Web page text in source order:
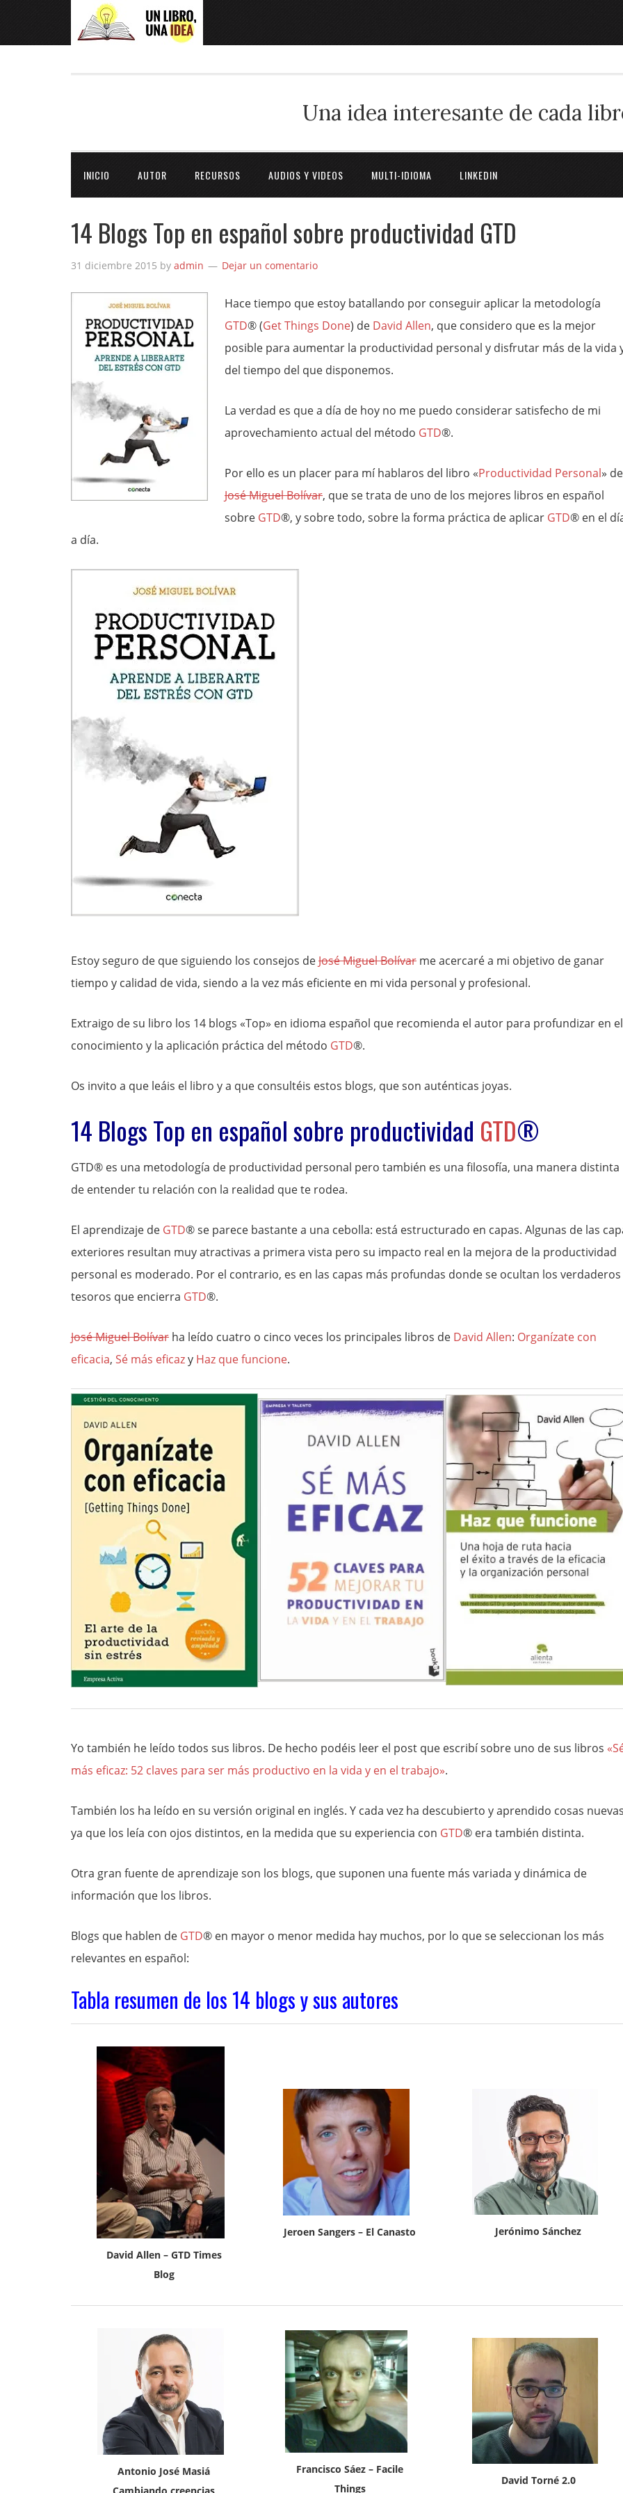
Una idea interesante de cada
INICIO AUTOR RECURSOS AUDIOS Y VIDEOS MULTI-IDIOMA LINKEDIN
14 Blogs Top en español sobre productividad GTD
31 diciembre 2015 by admin Dejar un comentario
Hace tiempo que estoy batallando por conseguir aplicar la metodología
GTD® (Get Things Done) de David Allen, que considero que es la mejor
posible para aumentar la productividad personal y disfrutar más de la vida
del tiempo del que disponemos.
La verdad es que a día de hoy no me puedo considerar satisfecho de mi
aprovechamiento actual del método GTD®.
Por ello es un placer para mí hablaros del libro «Productividad Personal» de
José Miguel Bolívar, que se trata de uno de los mejores libros en español
sobre GTD®, y sobre todo, sobre la forma práctica de aplicar GTD® en el
a día.
Estoy seguro de que siguiendo los consejos deJosé Miguel Bolívar me acercaré a mi objetivo de ganar
tiempo y calidad de vida, siendo a la vez más eficiente en mi vida personal y profesional.
Extraigo de su libro los 14 blogs «Top» en idioma español que recomienda el autor para profundizar en el
conocimiento y la aplicación práctica del método GTD®.
Os invito a que leáis el libro y a que consultéis estos blogs, que son auténticas joyas.
14 Blogs Top en español sobre productividad GTD®
GTD® es una metodología de productividad personal pero también es una filosofía, una manera distinta
de entender tu relación con la realidad que te rodea.
El aprendizaje de GTD® se parece bastante a una cebolla: está estructurado en capas. Algunas de las
exteriores resultan muy atractivas a primera vista pero su impacto real en la mejora de la productividad
personal es moderado. Por el contrario, es en las capas más profundas donde se ocultan los verdaderos
tesoros que encierra GTD®.
José Miguel Bolívar ha leído cuatro o cinco veces los principales libros de David Allen: Organízate con
eficacia, Sé más eficazy Haz que funcione.
Yo también he leído todos sus libros. De hecho podéis leer el post que escribí sobre uno de sus libros
más eficaz: 52 claves para ser más productivo en la vida y en el trabajo».
También los ha leído en su versión original en inglés. Y cada vez ha descubierto y aprendido cosas
ya que los leía con ojos distintos, en la medida que su experiencia con GTD® era también distinta.
Otra gran fuente de aprendizaje son los blogs, que suponen una fuente más variada y dinámica de
información que los libros.
Blogs que hablen de GTD® en mayor o menor medida hay muchos, por lo que se seleccionan los más
relevantes en español:
Tabla resumen de los 14 blogs y sus autores
David Allen – GTD Times
Blog
Jeroen Sangers – El Canasto Jerónimo Sánchez
Antonio José Masiá
Francisco Sáez – Facile
Things
David Torné 2.0